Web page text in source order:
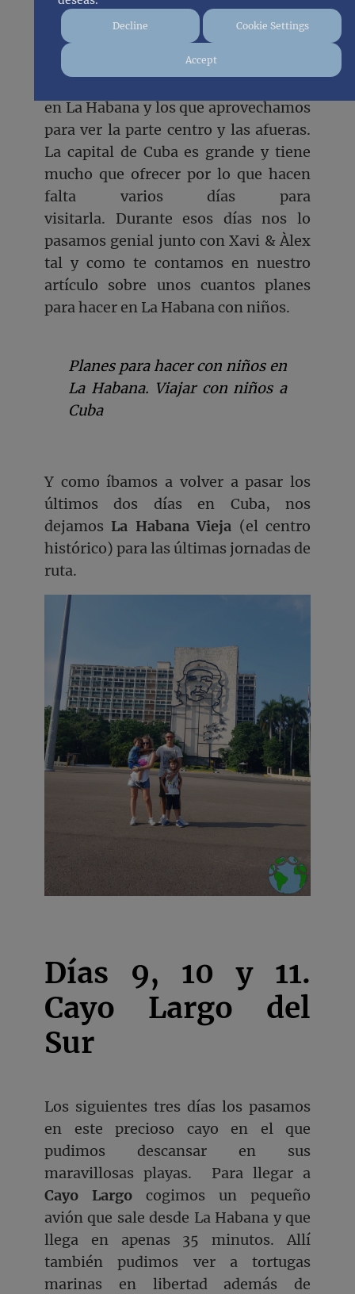
Habana
en La Habana y los que aprovechamos
para ver la parte centro y las afueras.
La capital de Cuba es grande y tiene
mucho que ofrecer por lo que hacen
falta varios días para
visitarla. Durante esos días nos lo
pasamos genial junto con Xavi & Àlex
tal y como te contamos en nuestro
artículo sobre unos cuantos planes
para hacer en La Habana con niños.
Planes para hacer con niños en
La Habana. Viajar con niños a
Cuba
Y como íbamos a volver a pasar los
últimos dos días en Cuba, nos
dejamosLa Habana Vieja (el centro
histórico) para las últimas jornadas de
ruta.
Días 9, 10 y 11.
Cayo Largo del
Sur
Los siguientes tres días los pasamos
en este precioso cayo en el que
pudimos descansar en sus
maravillosas playas. Para llegar a
Cayo Largo cogimos un pequeño
avión que sale desde La Habana y que
llega en apenas 35 minutos. Allí
también pudimos ver a tortugas
marinas en libertad además de
Decline Cookie Settings
Accept